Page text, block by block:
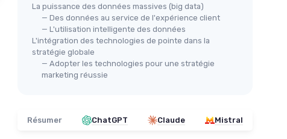
La puissance des données massives (big data)
— Des données au service de l'expérience client
— L'utilisation intelligente des données
L'intégration des technologies de pointe dans la
stratégie globale
— Adopter les technologies pour une stratégie
marketing réussie
Résumer ChatGPT Claude Mistral